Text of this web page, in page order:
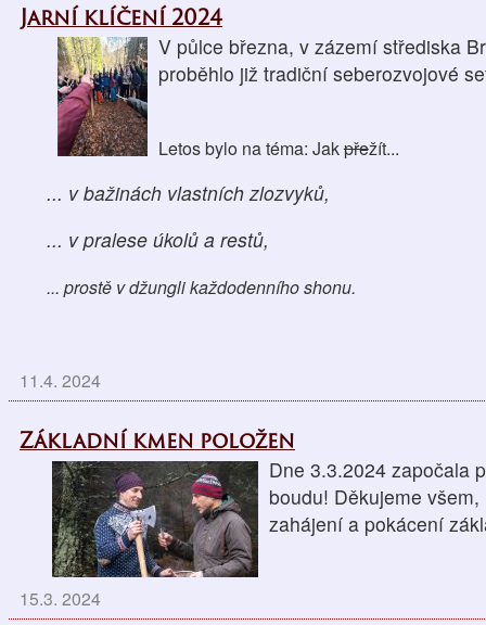
Jarní klíčení 2024
V půlce března, v zázemí střediska
proběhlo již tradiční seberozvojové
Letos bylo na téma: Jakpřežít...
... v bažinách vlastních zlozvyků,
... v pralese úkolů a restů,
... prostě v džungli každodenního shonu.
11.4. 2024
Základní kmen položen
Dne 3.3.2024 započala
boudu! Děkujeme
zahájení a pokácení
15.3. 2024